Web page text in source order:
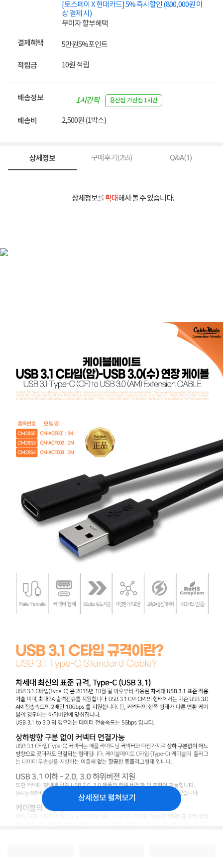
[토스페이 X 현대카드] 5% 즉시할인 (800,000원 이
상 결제 시)
무이자 할부혜택
결제혜택 5만원5%포인트
적립금 10원 적립
배송정보
1시간픽
용산점·가산점 1시간
배송비 2,500원 (1박스)
상세정보 구매후기(255) Q&A(1)
상세정보를확대해서 볼 수 있습니다.
상세정보 펼쳐보기